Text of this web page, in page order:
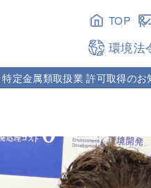
TOP
環境法
定金属類取扱業 許可取得のお